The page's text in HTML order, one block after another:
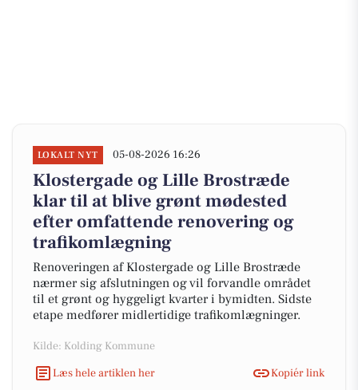
LOKALT NYT 05-08-2026 16:26
Klostergade og Lille Brostræde
klar til at blive grønt mødested
efter omfattende renovering og
trafikomlægning
Renoveringen af Klostergade og Lille Brostræde
nærmer sig afslutningen og vil forvandle området
til et grønt og hyggeligt kvarter i bymidten. Sidste
etape medfører midlertidige trafikomlægninger.
Kilde: Kolding Kommune
Læs hele artiklen her
Kopiér link